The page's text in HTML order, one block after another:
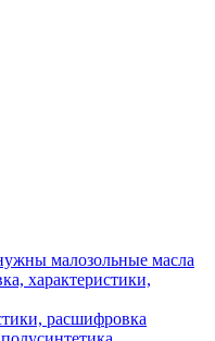
малозольные масла
характеристики,
расшифровка